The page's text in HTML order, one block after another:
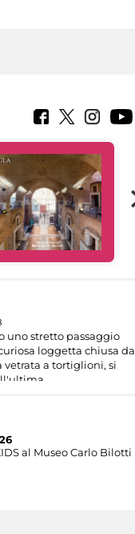
uno stretto passaggio
loggetta chiusa da
vetrata a tortiglioni, si
al Museo Carlo Bilotti